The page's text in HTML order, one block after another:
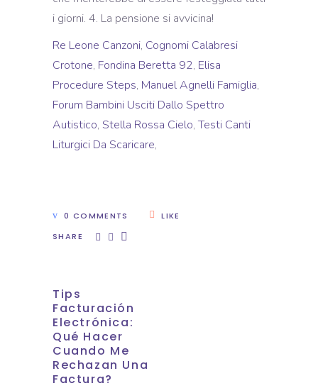
Re Leone Canzoni, Cognomi Calabresi
Crotone, Fondina Beretta 92, Elisa
Procedure Steps, Manuel Agnelli Famiglia,
Forum Bambini Usciti Dallo Spettro
Autistico, Stella Rossa Cielo,Testi Canti
Liturgici Da Scaricare,
0 COMMENTS
LIKE
SHARE
Tips
Facturación
Electrónica:
Qué Hacer
Cuando Me
Rechazan Una
Factura?